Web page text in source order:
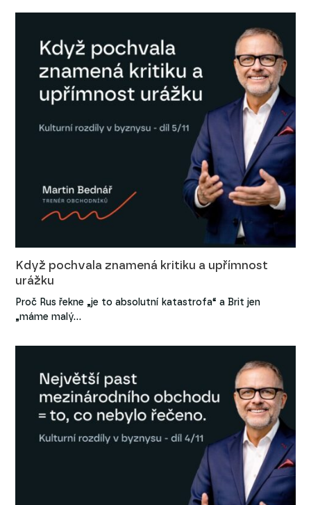
Když pochvala znamená kritiku a upřímnost
urážku
Proč Rus řekne „je to absolutní katastrofa“ a Brit jen
„máme malý…